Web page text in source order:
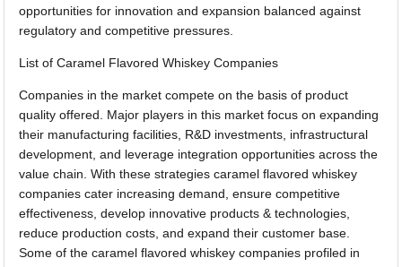
opportunities for innovation and expansion balanced against
regulatory and competitive pressures.
List of Caramel Flavored Whiskey Companies
Companies in the market compete on the basis of product
quality offered. Major players in this market focus on expanding
their manufacturing facilities, R&D investments, infrastructural
development, and leverage integration opportunities across the
value chain. With these strategies caramel flavored whiskey
companies cater increasing demand, ensure competitive
effectiveness, develop innovative products & technologies,
reduce production costs, and expand their customer base.
Some of the caramel flavored whiskey companies profiled in